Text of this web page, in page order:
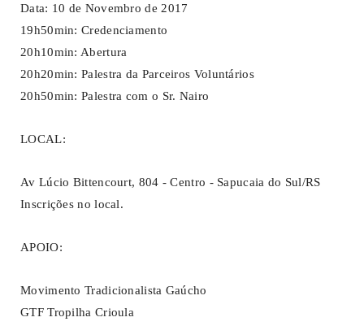
Data: 10 de Novembro de 2017
19h50min: Credenciamento
20h10min: Abertura
20h20min: Palestra da Parceiros Voluntários
20h50min: Palestra com o Sr. Nairo
LOCAL:
Av Lúcio Bittencourt, 804 - Centro - Sapucaia do Sul/RS
Inscrições no local.
APOIO:
Movimento Tradicionalista Gaúcho
GTF Tropilha Crioula